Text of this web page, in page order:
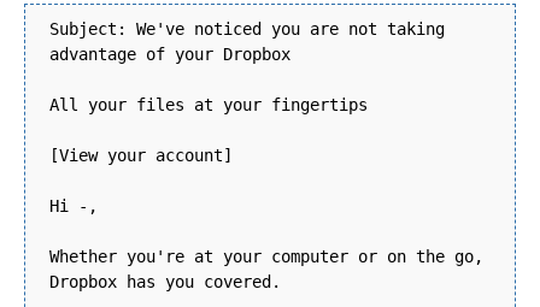
Subject: We've noticed you are not taking
advantage of your Dropbox
All your files at your fingertips
[View your account]
Hi -,
Whether you're at your computer or on the go,
Dropbox has you covered.